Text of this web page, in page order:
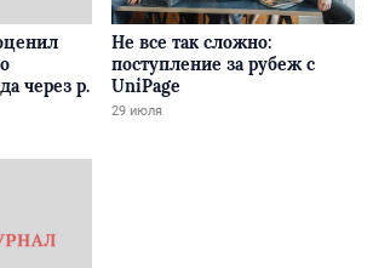
через р.
Не все так сложно:
поступление за рубеж с
UniPage
29 июля